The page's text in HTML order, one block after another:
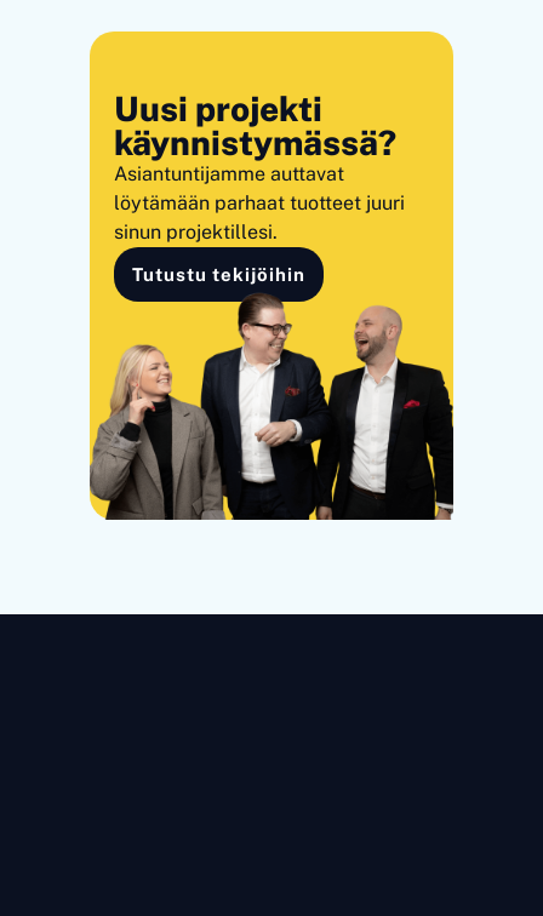
Uusi projekti
käynnistymässä?
Asiantuntijamme auttavat
löytämään parhaat tuotteet juuri
sinun projektillesi.
Tutustu tekijöihin